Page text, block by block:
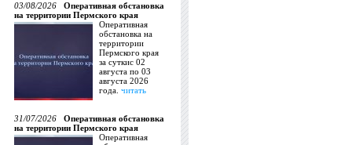
03/08/2026
Оперативная обстановка
на территории Пермского края
Оперативная
обстановка на
территории
Пермского края
за суткис 02
августа по 03
августа 2026
года. читать
31/07/2026
Оперативная обстановка
на территории Пермского края
Оперативная